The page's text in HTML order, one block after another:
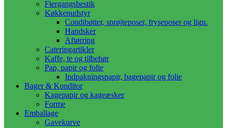
Flergangsbestik
Køkkenudstyr
Condibøtter, sprøjteposer, fryseposer og lign.
Handsker
Aftørring
Cateringartikler
Kaffe, te og tilbehør
Pap, papir og folie
Indpakningspapir, bagepapir og folie
Bager & Konditor
Kagepapir og kageæsker
Forme
Emballage
Gavekurve